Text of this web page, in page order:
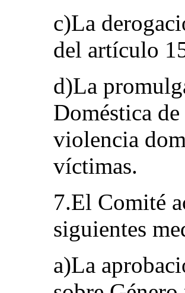
c)La
del artículo
d)La
Doméstica
violencia
víctimas.
7.El Comité
siguientes
a)La